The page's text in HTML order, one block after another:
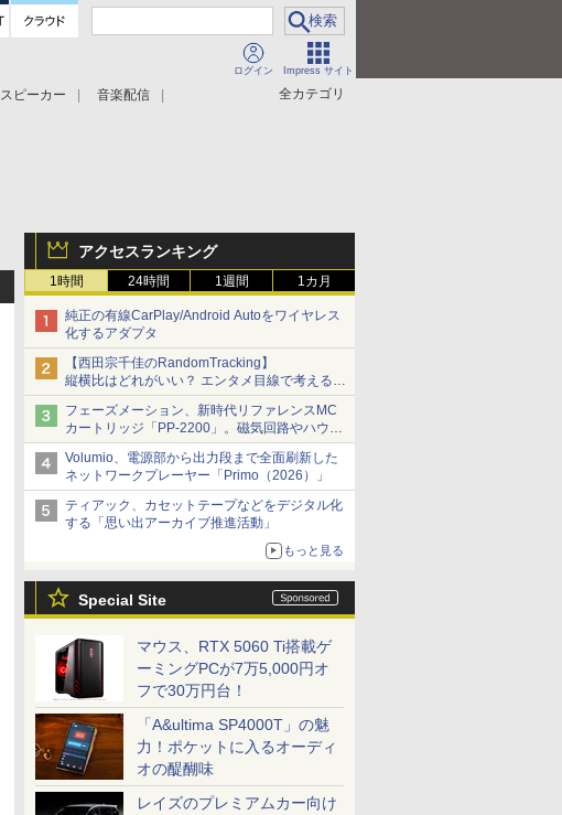
ログイン Impress サイト
全カテゴリ
スピーカー
音楽配信
アクセスランキング
1時間 24時間 1週間 1カ月
純正の有線CarPlay/Android Autoをワイヤレス
化するアダプタ
【西田宗千佳のRandomTracking】
縦横比はどれがいい？ エンタメ目線で考える、
サムスン新「Galaxy Z Fold」
フェーズメーション、新時代リファレンスMC
カートリッジ「PP-2200」。磁気回路やハウジ
ングを根本から見直し
Volumio、電源部から出力段まで全面刷新した
ネットワークプレーヤー「Primo（2026）」
ティアック、カセットテープなどをデジタル化
する「思い出アーカイブ推進活動」
もっと見る
Special Site
マウス、RTX 5060 Ti搭載ゲ
ーミングPCが7万5,000円オ
フで30万円台！
「A&ultima SP4000T」の魅
力！ポケットに入るオーディ
オの醍醐味
レイズのプレミアムカー向け